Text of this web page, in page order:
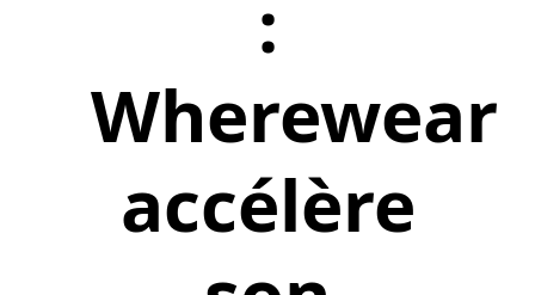
:
Wherewear
accélère